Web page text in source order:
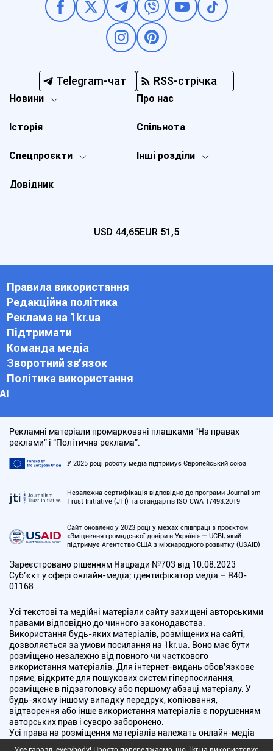
Telegram-чат RSS-стрічка
Новини
Спецпроєкти Інші розділи
Історія
Про нас
Довідник
Спільнота
USD 44,65EUR 51,5
Правила використання
Редакційна політика
Реклама на 1kr.ua
Підтримати
Команда медіа
Зворотний зв'язок
Політика використання
АІ
Рекламні матеріали промарковані плашками “На правах
реклами” і “Політична реклама”.
У 2025 році роботу медіа підтримує Європейський союз
Незалежна сертифікація відповідно до програми Journalism
Trust Initiative (JTI) та стандартів ISO CWA 17493:2019
Сайт оновлено у 2023 році у межах співпраці з проєктом
«Зміцнення громадської довіри в Україні» — UCBI, який
підтримує Агентство США з міжнародного розвитку (USAID)
Зареєстровано рішенням Нацради №703 від 10.08.2023
Cуб’єкт у сфері онлайн-медіа; ідентифікатор медіа – R40-
01168
Усі текстові та медійні матеріали сайту захищені авторськими
правами відповідно до чинного законодавства.
Використання будь-яких матеріалів, розміщених на сайті,
дозволяється за умови посилання на 1kr.ua. Воно має бути
розміщено незалежно від повного чи часткового
використання матеріалів. Для інтернет-видань обов'язкове
пряме, відкрите для пошукових систем гіперпосилання,
розміщене в підзаголовку або першому абзаці матеріалу. У
будь-якому іншому випадку передрук, копіювання,
відтворення або інше використання матеріалів є порушенням
авторських прав і суворо заборонено.
Усі права на розміщення матеріалів належать онлайн-медіа
"Перший Криворізький". Медіа зареєстроване Національною